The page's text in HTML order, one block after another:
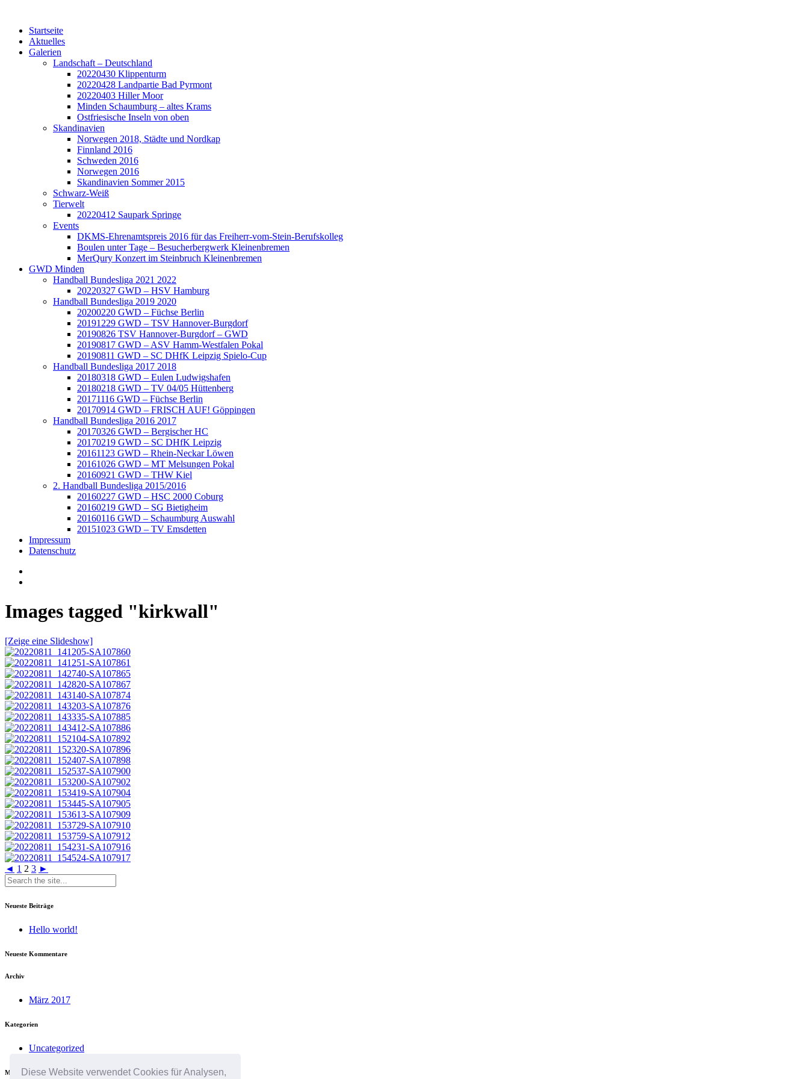
Diese Website verwendet Cookies für Analysen,
Startseite
Aktuelles
Galerien
Landschaft – Deutschland
20220430 Klippenturm
20220428 Landpartie Bad Pyrmont
20220403 Hiller Moor
Minden Schaumburg – altes Krams
Ostfriesische Inseln von oben
Skandinavien
Norwegen 2018, Städte und Nordkap
Finnland 2016
Schweden 2016
Norwegen 2016
Skandinavien Sommer 2015
Schwarz-Weiß
Tierwelt
20220412 Saupark Springe
Events
DKMS-Ehrenamtspreis 2016 für das Freiherr-vom-Stein-Berufskolleg
Boulen unter Tage – Besucherbergwerk Kleinenbremen
MerQury Konzert im Steinbruch Kleinenbremen
GWD Minden
Handball Bundesliga 2021 2022
20220327 GWD – HSV Hamburg
Handball Bundesliga 2019 2020
20200220 GWD – Füchse Berlin
20191229 GWD – TSV Hannover-Burgdorf
20190826 TSV Hannover-Burgdorf – GWD
20190817 GWD – ASV Hamm-Westfalen Pokal
20190811 GWD – SC DHfK Leipzig Spielo-Cup
Handball Bundesliga 2017 2018
20180318 GWD – Eulen Ludwigshafen
20180218 GWD – TV 04/05 Hüttenberg
20171116 GWD – Füchse Berlin
20170914 GWD – FRISCH AUF! Göppingen
Handball Bundesliga 2016 2017
20170326 GWD – Bergischer HC
20170219 GWD – SC DHfK Leipzig
20161123 GWD – Rhein-Neckar Löwen
20161026 GWD – MT Melsungen Pokal
20160921 GWD – THW Kiel
2. Handball Bundesliga 2015/2016
20160227 GWD – HSC 2000 Coburg
20160219 GWD – SG Bietigheim
20160116 GWD – Schaumburg Auswahl
20151023 GWD – TV Emsdetten
Impressum
Datenschutz
Images tagged "kirkwall"
[Zeige eine Slideshow]
◄ 1 2 3 ►
Neueste Beiträge
Hello world!
Neueste Kommentare
Archiv
März 2017
Kategorien
Uncategorized
Meta